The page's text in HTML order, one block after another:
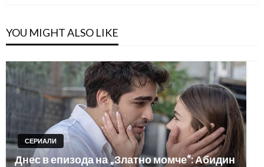
YOU MIGHT ALSO LIKE
СЕРИАЛИ
Днес в епизода на „Златно момче“: Абидин